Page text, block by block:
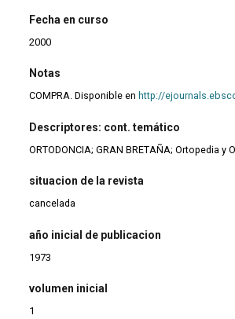
Fecha en curso
2000
Notas
COMPRA. Disponible en http://
Descriptores: cont. temático
ORTODONCIA; GRAN BRETAÑA; Ortopedia y
situacion de la revista
cancelada
año inicial de publicacion
1973
volumen inicial
1